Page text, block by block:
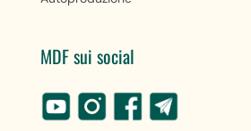
MDF sui social